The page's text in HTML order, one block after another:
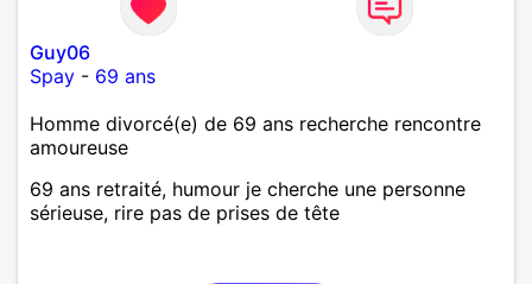
Guy06
Spay - 69 ans
Homme divorcé(e) de 69 ans recherche rencontre
amoureuse
69 ans retraité, humour je cherche une personne
sérieuse, rire pas de prises de tête